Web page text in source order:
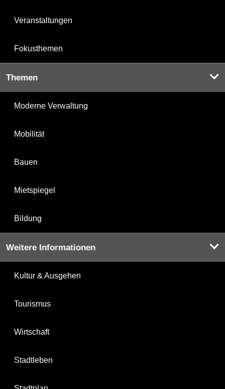
Veranstaltungen
Fokusthemen
Themen
Moderne Verwaltung
Mobilität
Bauen
Mietspiegel
Bildung
Weitere Informationen
Kultur & Ausgehen
Tourismus
Wirtschaft
Stadtleben